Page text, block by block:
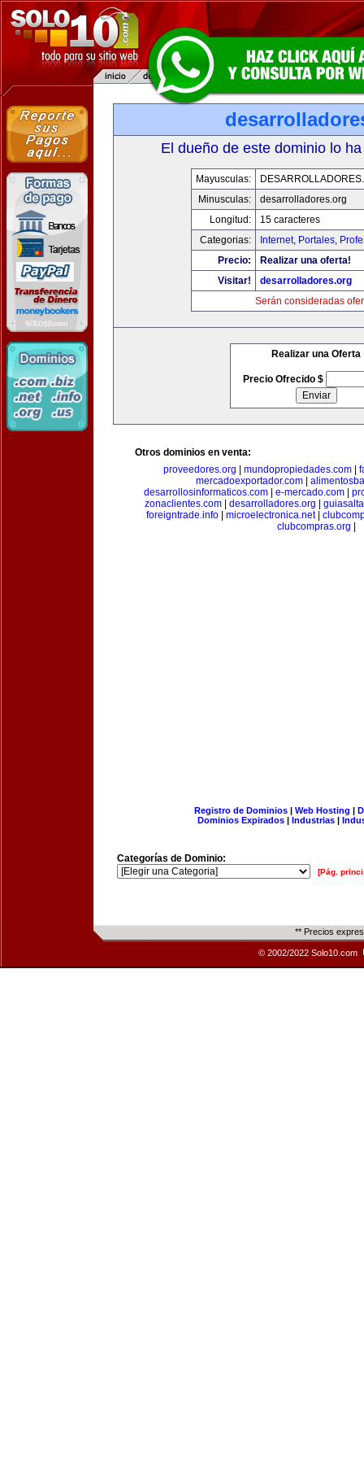
El dueño de este dominio lo
Mayusculas:
Minusculas:
desarrolladores.org
Longitud:
15 caracteres
Categorias:
Internet, Portales,
Precio:
Realizar una oferta!
Visitar!
desarrolladores.org
Serán consideradas
Realizar una Oferta
Precio Ofrecido $
Otros dominios en venta:
proveedores.org
mundopropiedades.com|
mercadoexportador.com|
desarrollosinformaticos.com| e-mercado.com|
zonaclientes.com| desarrolladores.org
foreigntrade.info
microelectronica.net|
clubcompras.org
Registro de Dominios| Web Hosting |
Dominios Expirados | Industrias |
Categorías de Dominio:
[Pág.
** Precios
© 2002/2022 Solo10.com